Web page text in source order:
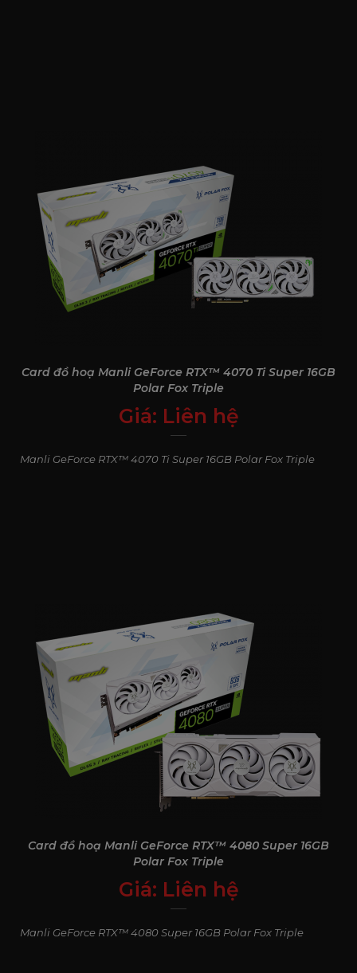
Card đồ hoạ Manli GeForce RTX™ 4070 Ti Super 16GB
Polar Fox Triple
Giá: Liên hệ
0₫
Manli GeForce RTX™ 4070 Ti Super 16GB Polar Fox Triple
Card đồ hoạ Manli GeForce RTX™ 4080 Super 16GB
Polar Fox Triple
Giá: Liên hệ
0₫
Manli GeForce RTX™ 4080 Super 16GB Polar Fox Triple